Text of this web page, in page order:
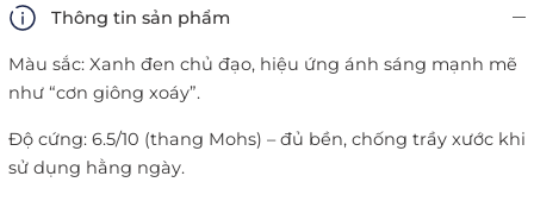
Thông tin sản phẩm
Màu sắc: Xanh đen chủ đạo, hiệu ứng ánh sáng mạnh mẽ
như “cơn giông xoáy”.
Độ cứng: 6.5/10 (thang Mohs) – đủ bền, chống trầy xước khi
sử dụng hằng ngày.